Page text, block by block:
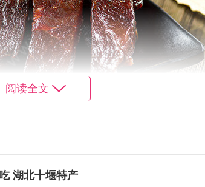
质好，选用的是大草原优质无污染的新
的风味佳肴。
阅读全文
湖北十堰特产